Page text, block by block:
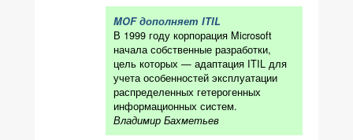
MOF дополняет ITIL
В 1999 году корпорация Microsoft
начала собственные разработки,
цель которых — адаптация ITIL для
учета особенностей эксплуатации
распределенных гетерогенных
информационных систем.
Владимир Бахметьев